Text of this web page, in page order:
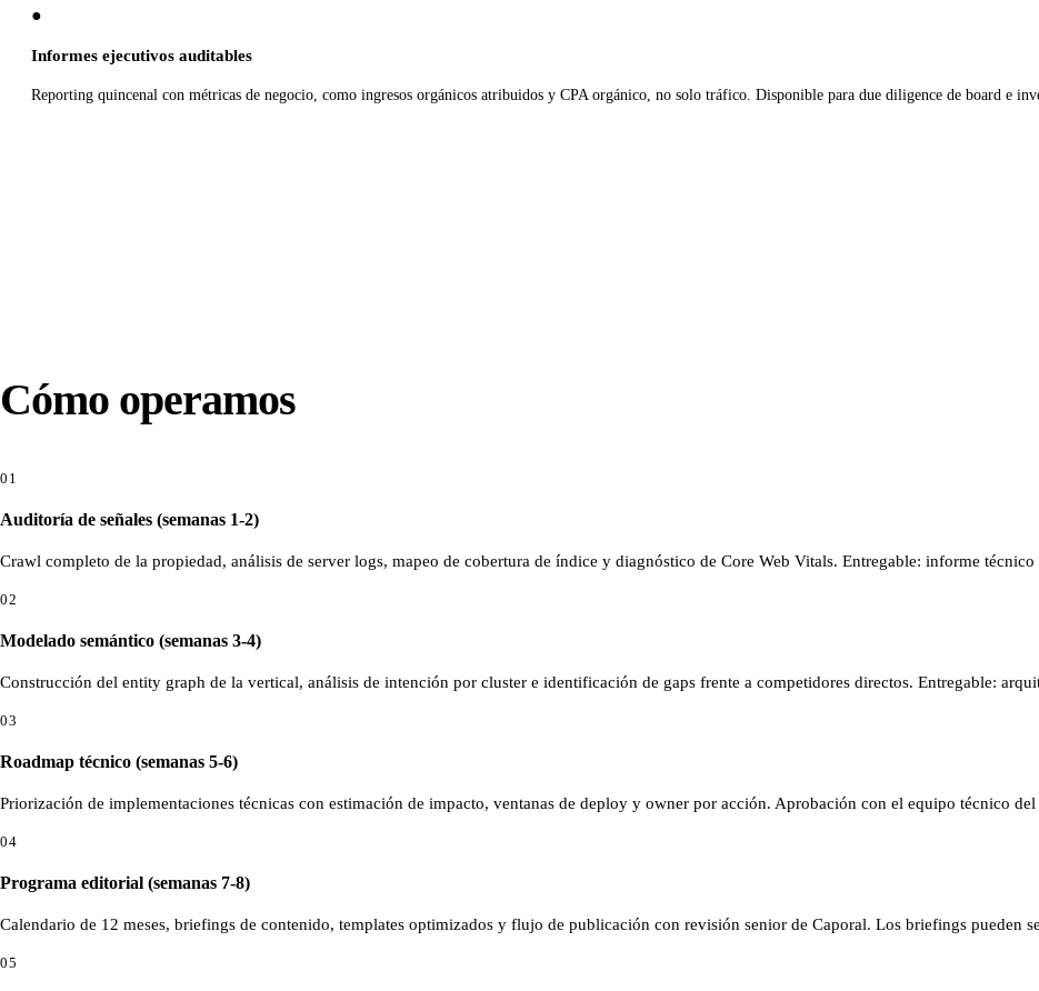
●
Informes ejecutivos auditables
Reporting quincenal con métricas de negocio, como ingresos orgánicos atribuidos y CPA orgánico, no solo tráfico. Disponible para due diligence de board e
Cómo operamos
01
Auditoría de señales (semanas 1-2)
Crawl completo de la propiedad, análisis de server logs, mapeo de cobertura de índice y diagnóstico de Core Web Vitals. Entregable: informe
02
Modelado semántico (semanas 3-4)
Construcción del entity graph de la vertical, análisis de intención por cluster e identificación de gaps frente a competidores directos. Entregable:
03
Roadmap técnico (semanas 5-6)
Priorización de implementaciones técnicas con estimación de impacto, ventanas de deploy y owner por acción. Aprobación con el equipo técnico del
04
Programa editorial (semanas 7-8)
Calendario de 12 meses, briefings de contenido, templates optimizados y flujo de publicación con revisión senior de Caporal. Los briefings pueden
05